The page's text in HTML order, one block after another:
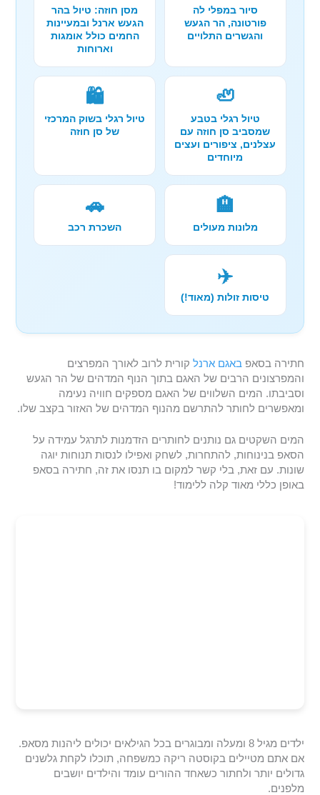
סיור במפלי לה
פורטונה, הר הגעש
והגשרים התלויים
מסן חוזה: טיול בהר
הגעש ארנל ובמעיינות
החמים כולל אומגות
וארוחות
🦥
טיול רגלי בטבע
שמסביב סן חוזה עם
עצלנים, ציפורים ועצים
מיוחדים
🛍️
טיול רגלי בשוק המרכזי
של סן חוזה
🏨
מלונות מעולים
🚗
השכרת רכב
✈️
טיסות זולות (מאוד!)
חתירה בסאפ באגם ארנל קורית לרוב לאורך המפרצים
והמפרצונים הרבים של האגם בתוך הנוף המדהים של הר הגעש
וסביבתו. המים השלווים של האגם מספקים חוויה נעימה
ומאפשרים לחותר להתרשם מהנוף המדהים של האזור בקצב שלו.
המים השקטים גם נותנים לחותרים הזדמנות לתרגל עמידה על
הסאפ בנינוחות, להתחרות, לשחק ואפילו לנסות תנוחות יוגה
שונות. עם זאת, בלי קשר למקום בו תנסו את זה, חתירה בסאפ
באופן כללי מאוד קלה ללימוד!
ילדים מגיל 8 ומעלה ומבוגרים בכל הגילאים יכולים ליהנות מסאפ.
אם אתם מטיילים בקוסטה ריקה כמשפחה, תוכלו לקחת גלשנים
גדולים יותר ולחתור כשאחד ההורים עומד והילדים יושבים
מלפנים.